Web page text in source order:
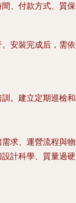
、付款方式、質
安裝完成后，需
。建立定期巡檢
求、運營流程與
計科學、質量過